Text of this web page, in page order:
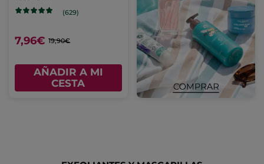
(629)
7,96€ 19,90€
AÑADIR A MI
CESTA